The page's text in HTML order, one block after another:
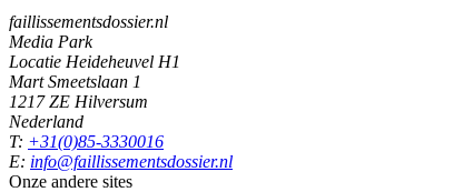
faillissementsdossier.nl
Media Park
Locatie Heideheuvel H1
Mart Smeetslaan 1
1217 ZE Hilversum
Nederland
T: +31(0)85-3330016
E: info@faillissementsdossier.nl
Onze andere sites